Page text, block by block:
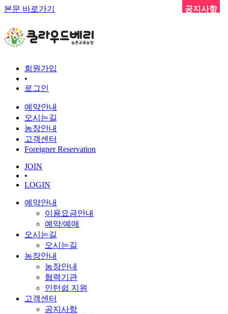
본문 바로가기
회원가입
•
로그인
예약안내
오시는길
농장안내
고객센터
Foreigner Reservation
JOIN
•
LOGIN
예약안내
이용요금안내
예약/예매
오시는길
오시는길
농장안내
농장안내
협력기관
인턴쉽 지원
고객센터
공지사항
공지사항